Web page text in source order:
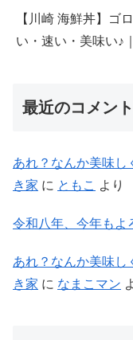
【川崎 海鮮丼】ゴ
い・速い・美味い♪
最近のコメント
あれ？なんか美味し
き家 に ともこ より
令和八年、今年もよ
あれ？なんか美味し
き家 に なまこマン